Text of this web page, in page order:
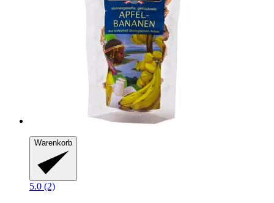
Warenkorb
5.0 (2)